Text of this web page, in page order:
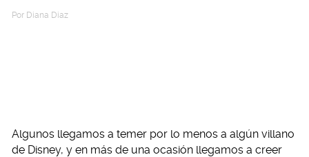
Por Diana Diaz
Algunos llegamos a temer por lo menos a algún villano
de Disney, y en más de una ocasión llegamos a creer